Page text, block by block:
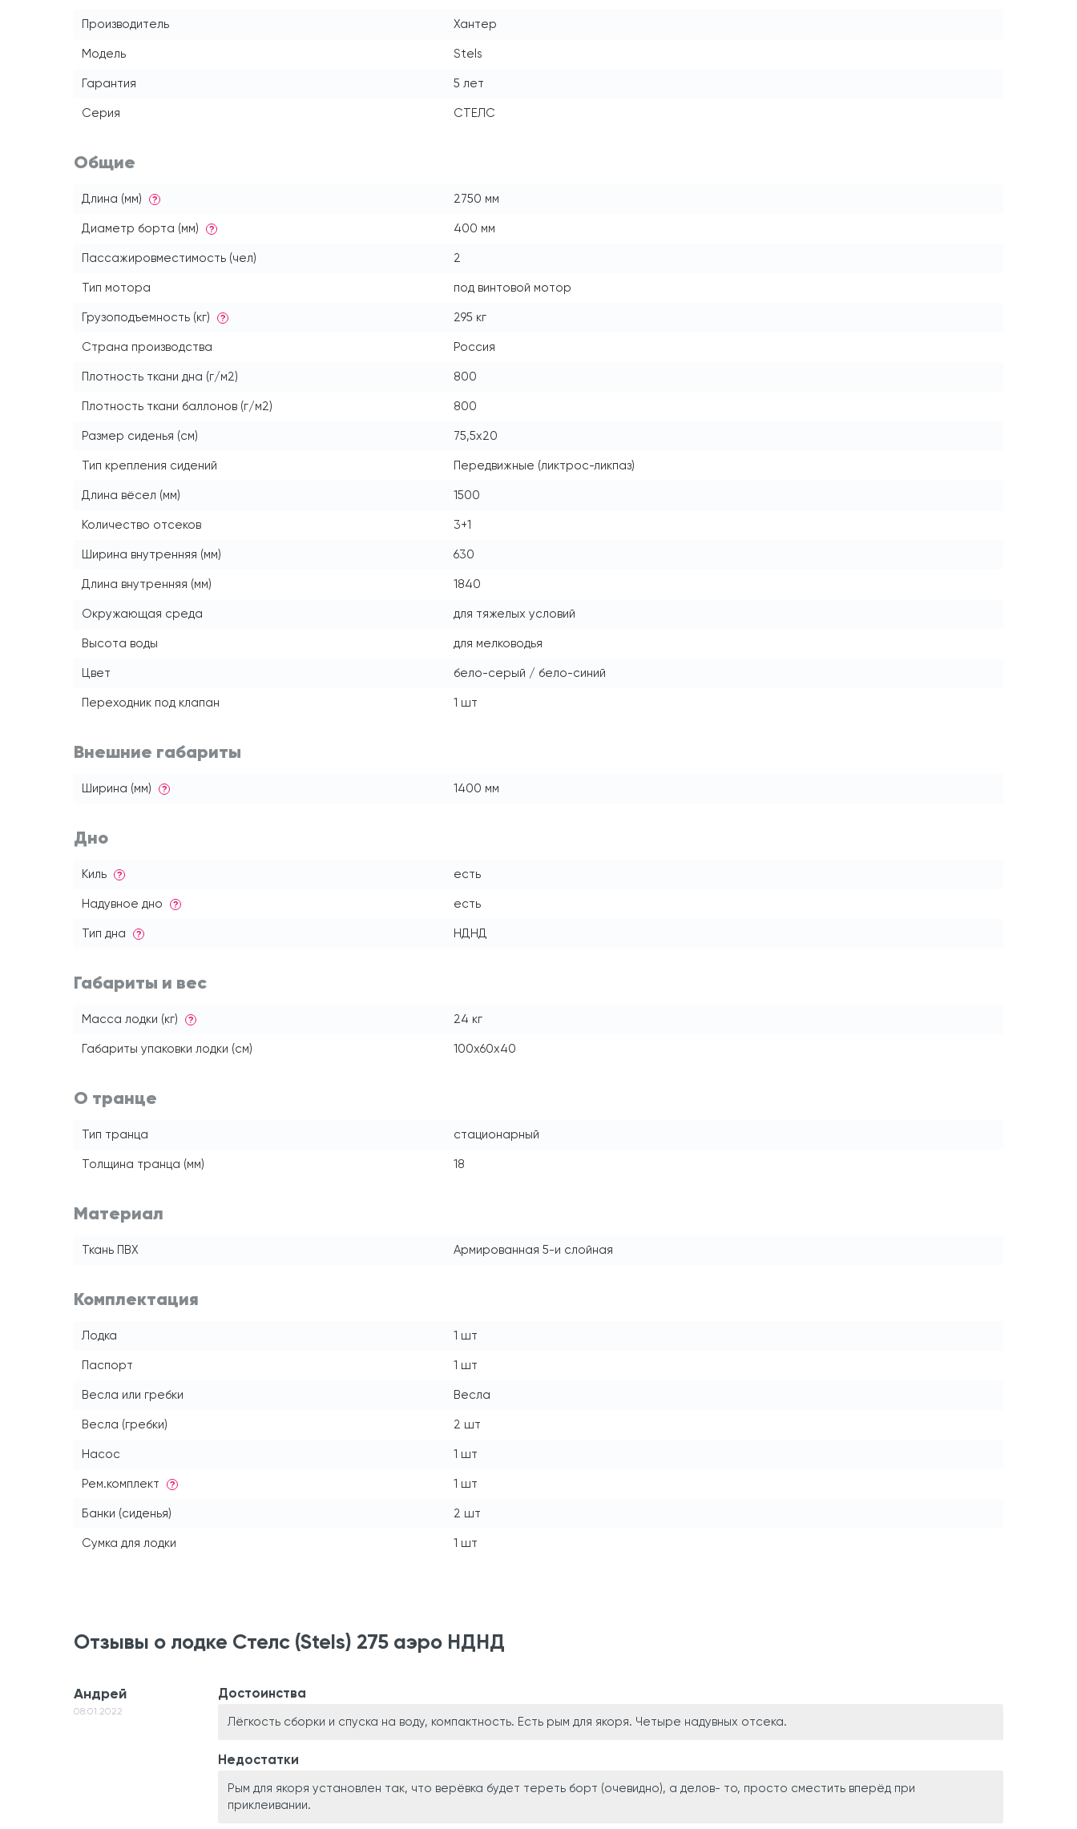
Производитель Хантер
Модель Stels
Гарантия 5 лет
Серия СТЕЛС
Общие
Длина (мм) ? 2750 мм
Диаметр борта (мм) ? 400 мм
Пассажировместимость (чел) 2
Тип мотора под винтовой мотор
Грузоподъемность (кг) ? 295 кг
Страна производства Россия
Плотность ткани дна (г/м2) 800
Плотность ткани баллонов (г/м2) 800
Размер сиденья (см) 75,5x20
Тип крепления сидений Передвижные (ликтрос-ликпаз)
Длина вёсел (мм) 1500
Количество отсеков 3+1
Ширина внутренняя (мм) 630
Длина внутренняя (мм) 1840
Окружающая среда для тяжелых условий
Высота воды для мелководья
Цвет бело-серый / бело-синий
Переходник под клапан 1 шт
Внешние габариты
Ширина (мм) ? 1400 мм
Дно
Киль ? есть
Надувное дно ? есть
Тип дна ? НДНД
Габариты и вес
Масса лодки (кг) ? 24 кг
Габариты упаковки лодки (см) 100x60x40
О транце
Тип транца стационарный
Толщина транца (мм) 18
Материал
Ткань ПВХ Армированная 5-и слойная
Комплектация
Лодка 1 шт
Паспорт 1 шт
Весла или гребки Весла
Весла (гребки) 2 шт
Насос 1 шт
Рем.комплект ? 1 шт
Банки (сиденья) 2 шт
Сумка для лодки 1 шт
Отзывы о лодке Стелс (Stels) 275 аэро НДНД
Андрей
08.01.2022
Достоинства
Лёгкость сборки и спуска на воду, компактность. Есть рым для якоря. Четыре надувных отсека.
Недостатки
Рым для якоря установлен так, что верёвка будет тереть борт (очевидно), а делов- то, просто сместить вперёд при
приклеивании.